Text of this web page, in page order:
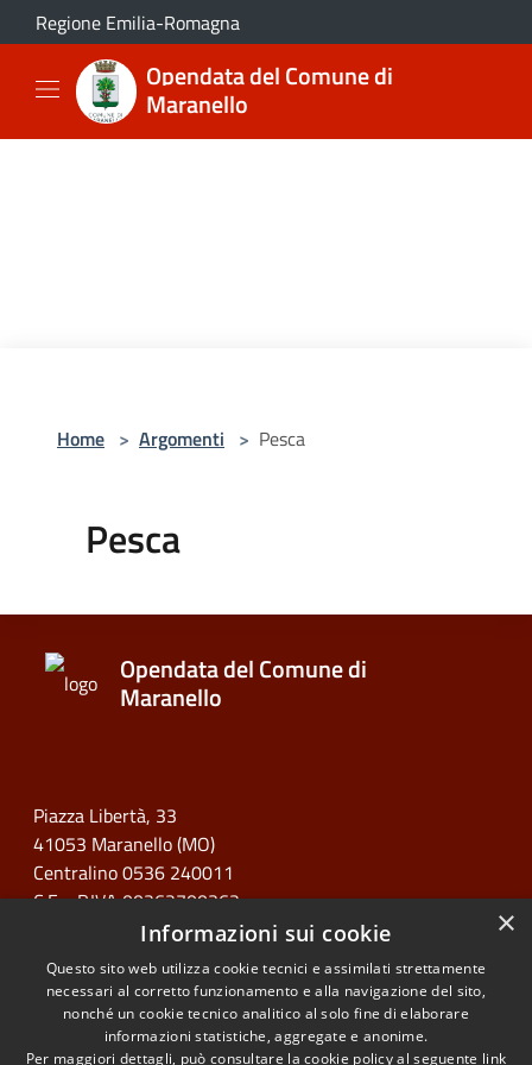
Salta al contenuto principale
Regione Emilia-Romagna
Opendata del Comune di
Maranello
Home > Argomenti > Pesca
Pesca
Opendata del Comune di
Maranello
Piazza Libertà, 33
41053 Maranello (MO)
Centralino 0536 240011
C.F. - P.IVA 00262700362
Copyright © 2026 • Opendata
×
Informazioni sui cookie
Questo sito web utilizza cookie tecnici e assimilati strettamente
necessari al corretto funzionamento e alla navigazione del sito,
nonché un cookie tecnico analitico al solo fine di elaborare
informazioni statistiche, aggregate e anonime.
Per maggiori dettagli, può consultare la cookie policy al seguente link